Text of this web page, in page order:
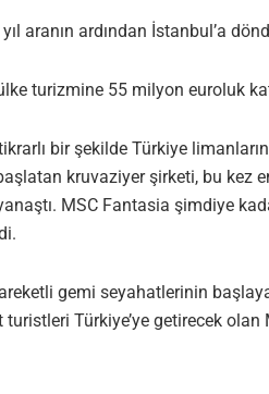
aranın ardından İstanbul’a
turizmine 55 milyon euroluk
bir şekilde Türkiye
kruvaziyer şirketi, bu
MSC Fantasia şimdiye
gemi seyahatlerinin
Türkiye’ye getirecek